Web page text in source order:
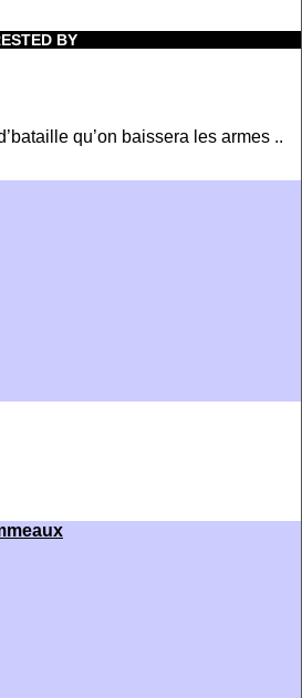
BY
qu’on baissera les armes ..